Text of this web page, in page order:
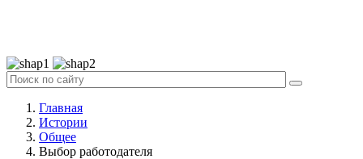
Главная
Истории
Общее
Выбор работодателя